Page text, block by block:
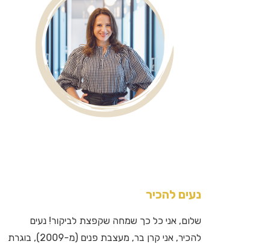
נעים להכיר
שלום, אני כל כך שמחה שקפצת לביקור! נעים
להכיר, אני קרן בר, מעצבת פנים (מ-2009), בוגרת